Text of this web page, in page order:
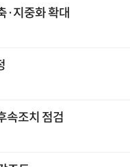
·지중화 확대
속조치 점검